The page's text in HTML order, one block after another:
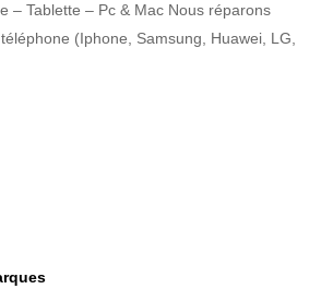
– Tablette – Pc & Mac Nous réparons
(Iphone, Samsung, Huawei, LG,